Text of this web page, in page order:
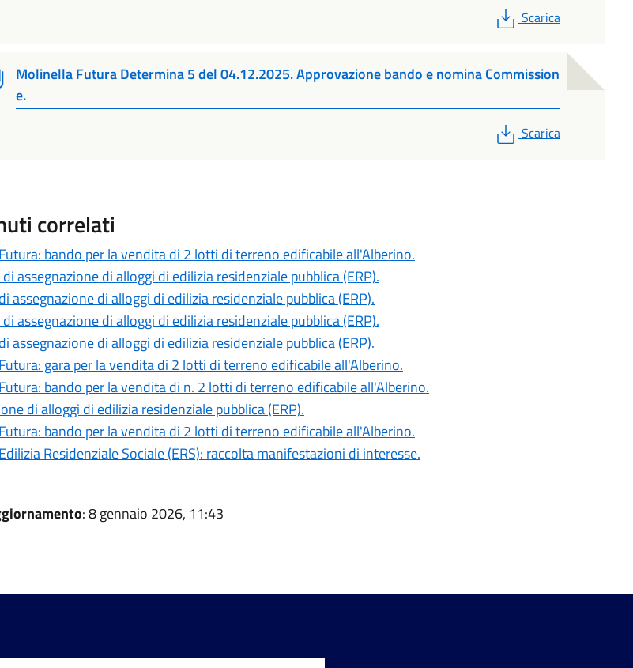
PDF
Scarica
Molinella Futura Determina 5 del 04.12.2025. Approvazione bando e nomina Commission
e.
PDF
Scarica
correlati
bando per la vendita di 2 lotti di terreno edificabile all'Alberino.
assegnazione di alloggi di edilizia residenziale pubblica (ERP).
assegnazione di alloggi di edilizia residenziale pubblica (ERP).
assegnazione di alloggi di edilizia residenziale pubblica (ERP).
assegnazione di alloggi di edilizia residenziale pubblica (ERP).
gara per la vendita di 2 lotti di terreno edificabile all'Alberino.
bando per la vendita di n. 2 lotti di terreno edificabile all'Alberino.
di alloggi di edilizia residenziale pubblica (ERP).
bando per la vendita di 2 lotti di terreno edificabile all'Alberino.
Residenziale Sociale (ERS): raccolta manifestazioni di interesse.
: 8 gennaio 2026, 11:43